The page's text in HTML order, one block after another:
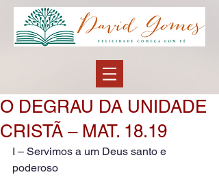
O DEGRAU DA UNIDADE
CRISTÃ – MAT. 18.19
I – Servimos a um Deus santo e
poderoso